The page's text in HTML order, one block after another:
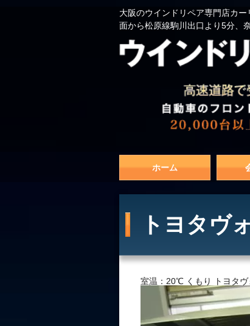
大阪のウインドリペア専門店カ
面から松原線駒川出口より5分、
ホーム
トヨタヴ
室温：20℃ くもり トヨタヴ